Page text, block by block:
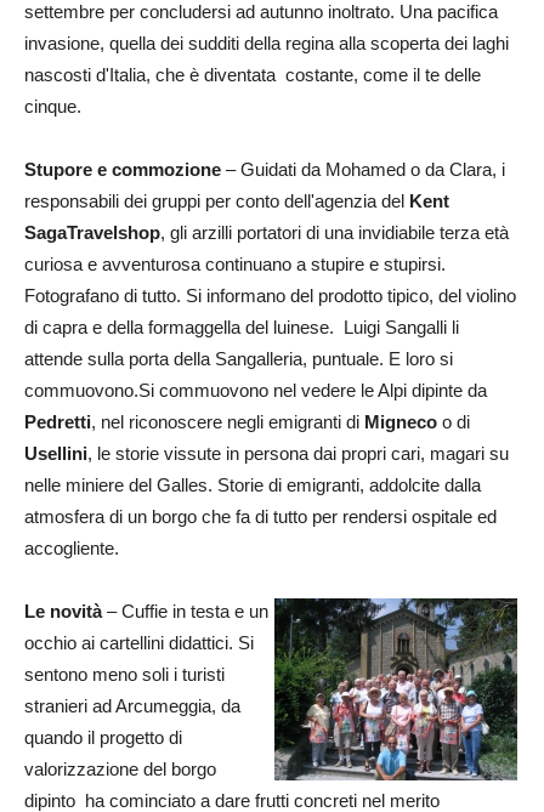
settembre per concludersi ad autunno inoltrato. Una pacifica
invasione, quella dei sudditi della regina alla scoperta dei laghi
nascosti d'Italia, che è diventata costante, come il te delle
cinque.
Stupore e commozione – Guidati da Mohamed o da Clara, i
responsabili dei gruppi per conto dell'agenzia del Kent
SagaTravelshop, gli arzilli portatori di una invidiabile terza età
curiosa e avventurosa continuano a stupire e stupirsi.
Fotografano di tutto. Si informano del prodotto tipico, del violino
di capra e della formaggella del luinese. Luigi Sangalli li
attende sulla porta della Sangalleria, puntuale. E loro si
commuovono.Si commuovono nel vedere le Alpi dipinte da
Pedretti, nel riconoscere negli emigranti di Migneco o di
Usellini, le storie vissute in persona dai propri cari, magari su
nelle miniere del Galles. Storie di emigranti, addolcite dalla
atmosfera di un borgo che fa di tutto per rendersi ospitale ed
accogliente.
Le novità– Cuffie in testa e un
occhio ai cartellini didattici. Si
sentono meno soli i turisti
stranieri ad Arcumeggia, da
quando il progetto di
valorizzazione del borgo
dipinto ha cominciato a dare frutti concreti nel merito